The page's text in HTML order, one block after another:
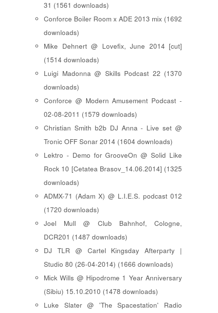
31 (1561 downloads)
Conforce Boiler Room x ADE 2013 mix (1692
downloads)
Mike Dehnert @ Lovefix, June 2014 [cut]
(1514 downloads)
Luigi Madonna @ Skills Podcast 22 (1370
downloads)
Conforce @ Modern Amusement Podcast -
02-08-2011 (1579 downloads)
Christian Smith b2b DJ Anna - Live set @
Tronic OFF Sonar 2014 (1604 downloads)
Lektro - Demo for GrooveOn @ Solid Like
Rock 10 [ Cetatea Brasov_14.06.2014 ] (1325
downloads)
ADMX-71 (Adam X) @ L.I.E.S. podcast 012
(1720 downloads)
Joel Mull @ Club Bahnhof, Cologne,
DCR201 (1487 downloads)
DJ TLR @ Cartel Kingsday Afterparty |
Studio 80 (26-04-2014) (1666 downloads)
Mick Wills @ Hipodrome 1 Year Anniversary
(Sibiu) 15.10.2010 (1478 downloads)
Luke Slater @ 'The Spacestation' Radio